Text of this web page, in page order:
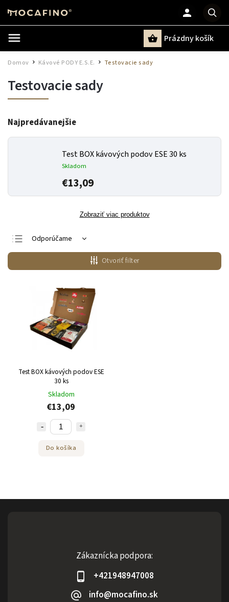
Prázdny košík
Domov Kávové PODY E.S.E. Testovacie sady
Testovacie sady
Najpredávanejšie
Test BOX kávových podov ESE 30 ks
Skladom
€13,09
Zobraziť viac produktov
Odporúčame
Najlacnejšie
Najdrahšie
Najpredávanejšie
Abecedne
Otvoriť filter
Test BOX kávových podov ESE
30 ks
Skladom
€13,09
Do košíka
Zákaznícka podpora:
+421948947008
info@mocafino.sk